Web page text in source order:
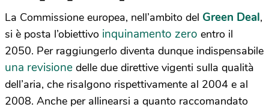
La Commissione europea, nell’ambito del Green Deal,
si è posta l’obiettivo inquinamento zero entro il
2050. Per raggiungerlo diventa dunque indispensabile
una revisione delle due direttive vigenti sulla qualità
dell’aria, che risalgono rispettivamente al 2004 e al
2008. Anche per allinearsi a quanto raccomandato